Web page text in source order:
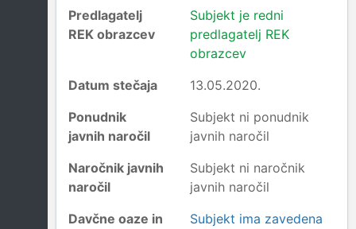
Predlagatelj
REK obrazcev
Subjekt je redni
predlagatelj REK
obrazcev
Datum stečaja
13.05.2020.
Ponudnik
javnih naročil
Subjekt ni ponudnik
javnih naročil
Naročnik javnih
naročil
Subjekt ni naročnik
javnih naročil
Davčne oaze in
Subjekt ima zavedena